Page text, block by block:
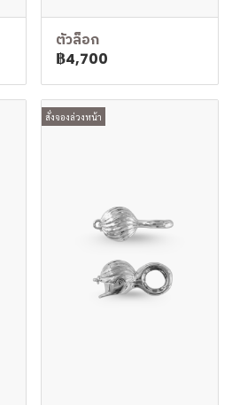
ตัวล็อก
฿4,700
สั่งจองล่วงหน้า